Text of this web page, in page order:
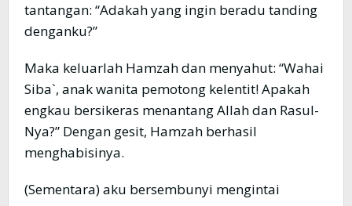
tantangan: “Adakah yang ingin beradu tanding
denganku?”
Maka keluarlah Hamzah dan menyahut: “Wahai
Siba`, anak wanita pemotong kelentit! Apakah
engkau bersikeras menantang Allah dan Rasul-
Nya?” Dengan gesit, Hamzah berhasil
menghabisinya.
(Sementara) aku bersembunyi mengintai